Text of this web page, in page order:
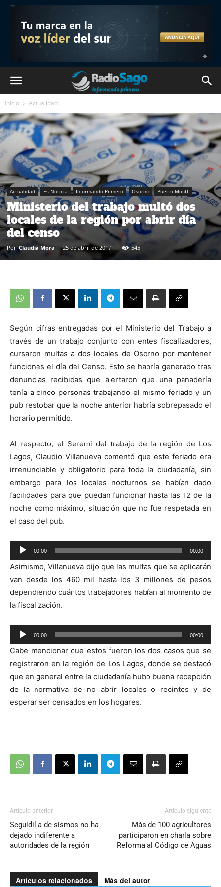
Inicio Actualidad
Actualidad Es Noticia Informando Primero Osorno Puerto Montt
Ministerio del trabajo multó dos
locales de la región por abrir día
del censo
Por Claudia Mora - 25 de abril de 2017 545
Según cifras entregadas por el Ministerio del Trabajo a
través de un trabajo conjunto con entes fiscalizadores,
cursaron multas a dos locales de Osorno por mantener
funciones el día del Censo. Esto se habría generado tras
denuncias recibidas que alertaron que una panadería
tenía a cinco personas trabajando el mismo feriado y un
pub restobar que la noche anterior habría sobrepasado el
horario permitido.
Al respecto, el Seremi del trabajo de la región de Los
Lagos, Claudio Villanueva comentó que este feriado era
irrenunciable y obligatorio para toda la ciudadanía, sin
embargo para los locales nocturnos se habían dado
facilidades para que puedan funcionar hasta las 12 de la
noche como máximo, situación que no fue respetada en
el caso del pub.
Reproductor
de
audio
00:00 00:00
Asimismo, Villanueva dijo que las multas que se aplicarán
van desde los 460 mil hasta los 3 millones de pesos
dependiendo cuántos trabajadores habían al momento de
la fiscalización.
Reproductor
de
audio
00:00 00:00
Cabe mencionar que estos fueron los dos casos que se
registraron en la región de Los Lagos, donde se destacó
que en general entre la ciudadanía hubo buena recepción
de la normativa de no abrir locales o recintos y de
esperar ser censados en los hogares.
Artículo anterior
Seguidilla de sismos no ha
dejado indiferente a
autoridades de la región
Artículo siguiente
Más de 100 agricultores
participaron en charla sobre
Reforma al Código de Aguas
Artículos relacionados Más del autor